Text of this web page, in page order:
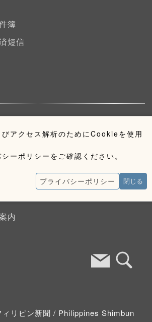
アクセス解析のためにCookieを使用
ーポリシーをご確認ください。
プライバシーポリシー 閉じる
簿
短信
案内
内
ィリピン新聞 / Philippines Shimbun